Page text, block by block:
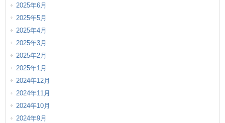
2025年6月
2025年5月
2025年4月
2025年3月
2025年2月
2025年1月
2024年12月
2024年11月
2024年10月
2024年9月